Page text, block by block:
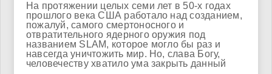
На протяжении целых семи лет в 50-х годах
прошлого века США работало над созданием,
пожалуй, самого смертоносного и
отвратительного ядерного оружия под
названием SLAM, которое могло бы раз и
навсегда уничтожить мир. Но, слава Богу,
человечеству хватило ума закрыть данный